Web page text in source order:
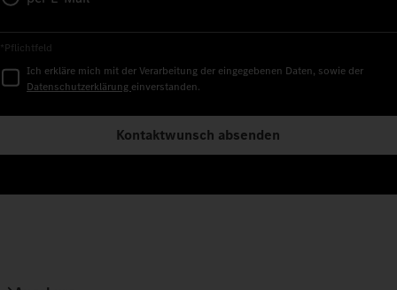
*Pflichtfeld
Ich erkläre mich mit der Verarbeitung der eingegebenen Daten, sowie der
Datenschutzerklärung einverstanden.
Kontaktwunsch absenden